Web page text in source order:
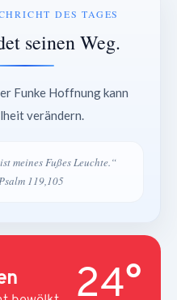
DES TAGES
seinen Weg.
Funke Hoffnung kann
verändern.
meines Fußes Leuchte.“
119,105
24°